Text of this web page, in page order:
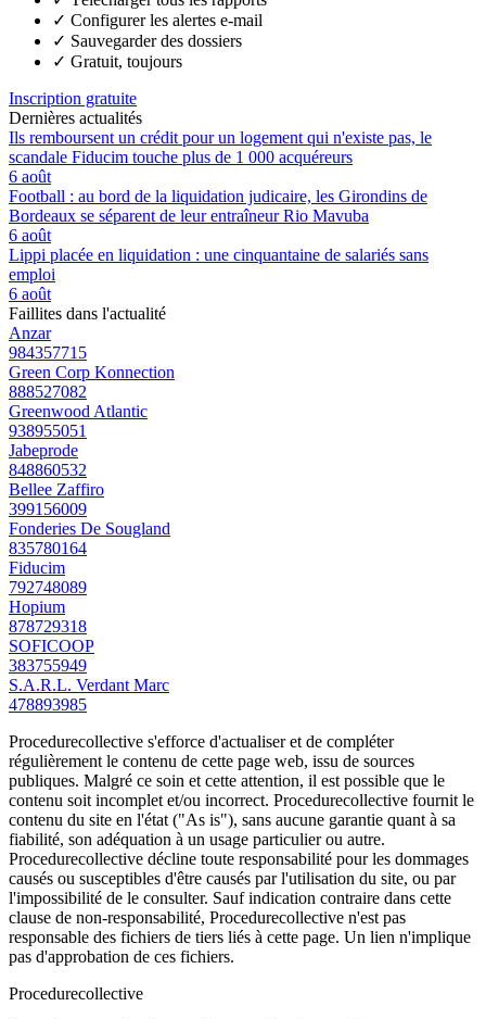
✓ Configurer les alertes e-mail
✓ Sauvegarder des dossiers
✓ Gratuit, toujours
Inscription gratuite
Dernières actualités
Ils remboursent un crédit pour un logement qui n'existe pas, le
scandale Fiducim touche plus de 1 000 acquéreurs
6 août
Football : au bord de la liquidation judicaire, les Girondins de
Bordeaux se séparent de leur entraîneur Rio Mavuba
6 août
Lippi placée en liquidation : une cinquantaine de salariés sans
emploi
6 août
Faillites dans l'actualité
Anzar
984357715
Green Corp Konnection
888527082
Greenwood Atlantic
938955051
Jabeprode
848860532
Bellee Zaffiro
399156009
Fonderies De Sougland
835780164
Fiducim
792748089
Hopium
878729318
SOFICOOP
383755949
S.A.R.L. Verdant Marc
478893985
Procedurecollective s'efforce d'actualiser et de compléter
régulièrement le contenu de cette page web, issu de sources
publiques. Malgré ce soin et cette attention, il est possible que le
contenu soit incomplet et/ou incorrect. Procedurecollective fournit le
contenu du site en l'état ("As is"), sans aucune garantie quant à sa
fiabilité, son adéquation à un usage particulier ou autre.
Procedurecollective décline toute responsabilité pour les dommages
causés ou susceptibles d'être causés par l'utilisation du site, ou par
l'impossibilité de le consulter. Sauf indication contraire dans cette
clause de non-responsabilité, Procedurecollective n'est pas
responsable des fichiers de tiers liés à cette page. Un lien n'implique
pas d'approbation de ces fichiers.
Procedurecollective